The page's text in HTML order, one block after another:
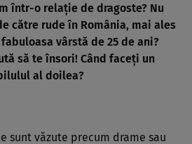
într-o relație de dragoste? Nu
către rude în România, mai ales
vârstă de 25 de ani?
să te însori! Când faceți un
al doilea?
sunt văzute precum drame sau